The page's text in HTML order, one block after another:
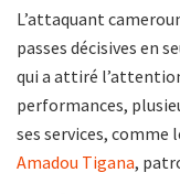
L’attaquant
passes décisives en
qui a attiré
performances,
ses services,
Amadou Tigana,